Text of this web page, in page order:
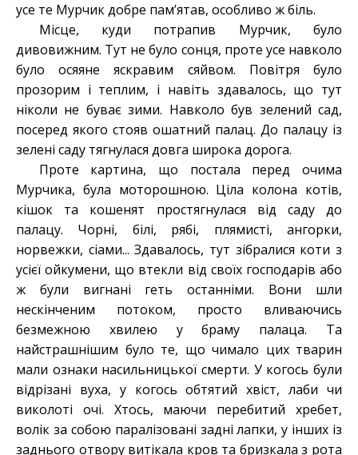
усе те Мурчик добре пам’ятав, особливо ж біль.
Місце, куди потрапив Мурчик, було
дивовижним. Тут не було сонця, проте усе навколо
було осяяне яскравим сяйвом. Повітря було
прозорим і теплим, і навіть здавалось, що тут
ніколи не буває зими. Навколо був зелений сад,
посеред якого стояв ошатний палац. До палацу із
зелені саду тягнулася довга широка дорога.
Проте картина, що постала перед очима
Мурчика, була моторошною. Ціла колона котів,
кішок та кошенят простягнулася від саду до
палацу. Чорні, білі, рябі, плямисті, ангорки,
норвежки, сіами... Здавалось, тут зібралися коти з
усієї ойкумени, що втекли від своїх господарів або
ж були вигнані геть останніми. Вони шли
нескінченим потоком, просто вливаючись
безмежною хвилею у браму палаца. Та
найстрашнішим було те, що чимало цих тварин
мали ознаки насильницької смерти. У когось були
відрізані вуха, у когось обтятий хвіст, лаби чи
виколоті очі. Хтось, маючи перебитий хребет,
волік за собою паралізовані задні лапки, у інших із
заднього отвору витікала кров та бризкала з рота